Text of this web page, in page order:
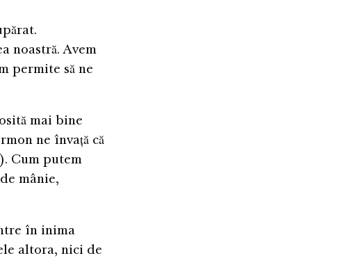
noastră. Avem
permite să ne
mai bine
ne învață că
Cum putem
mânie,
în inima
altora, nici de